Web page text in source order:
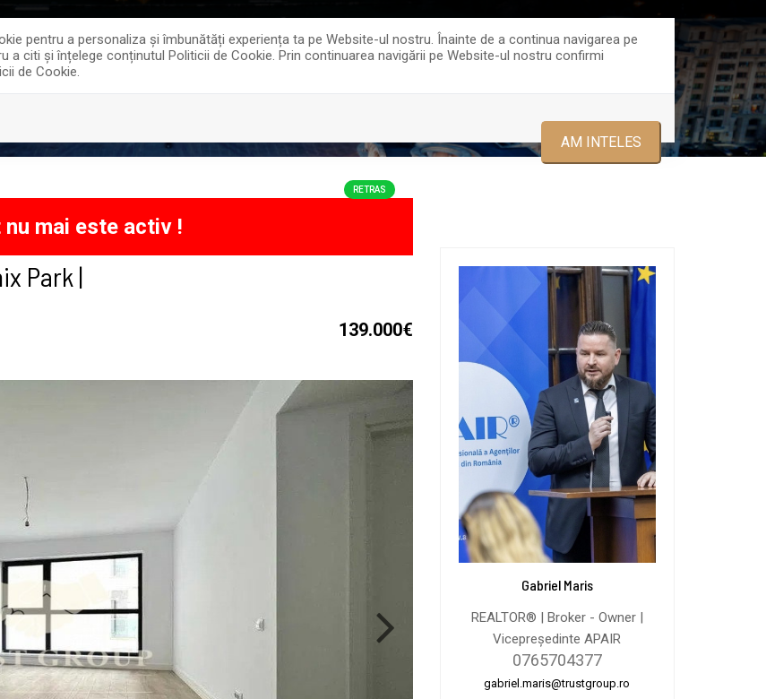
pentru a personaliza și îmbunătăți experiența ta pe Website-ul nostru. Înainte de a continua navigarea pe
citi și înțelege conținutul Politicii de Cookie. Prin continuarea navigării pe Website-ul nostru confirmi
de Cookie.
AM INTELES
office@trustgroup.ro
mai este activ !
Park |
139.000€
RETRAS
Gabriel Maris
REALTOR® | Broker - Owner |
Vicepreședinte APAIR
0765704377
gabriel.maris@trustgroup.ro